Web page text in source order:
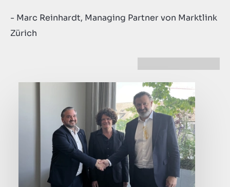
- Marc Reinhardt, Managing Partner von Marktlink
Zürich